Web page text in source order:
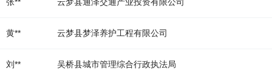
张** 云梦县通泽交通产业投资有限公司
黄** 云梦县梦泽养护工程有限公司
刘** 吴桥县城市管理综合行政执法局